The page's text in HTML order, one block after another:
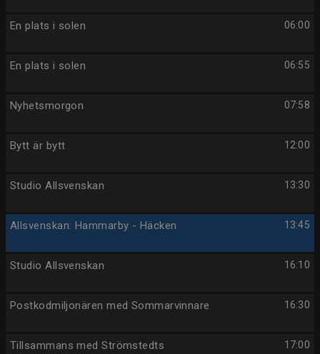
06:00
En plats i solen
06:55
En plats i solen
07:58
Nyhetsmorgon
12:00
Bytt är bytt
13:30
Studio Allsvenskan
13:45
Allsvenskan: Hammarby - Häcken
16:10
Studio Allsvenskan
16:30
Postkodmiljonären med Sommarvinnare
17:00
Tillsammans med Strömstedts